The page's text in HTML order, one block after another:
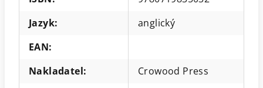
Jazyk:
anglický
EAN:
Nakladatel:
Crowood Press